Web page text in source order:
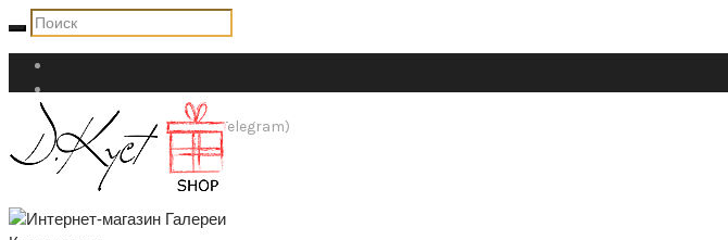
+7 (911) 947-84-27 (WhatsApp Telegram)
shop@dkust.com